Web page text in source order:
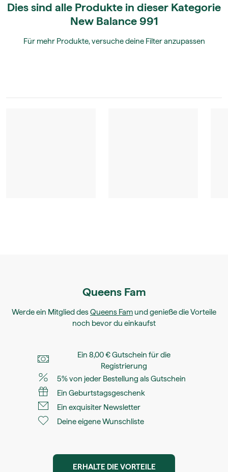
Dies sind alle Produkte in dieser Kategorie
New Balance 991
Für mehr Produkte, versuche deine Filter anzupassen
Queens Fam
Werde ein Mitglied desQueens Fam und genieße die Vorteile
noch bevor du einkaufst
Ein 8,00 € Gutschein für die
Registrierung
5% von jeder Bestellung als Gutschein
Ein Geburtstagsgeschenk
Ein exquisiter Newsletter
Deine eigene Wunschliste
ERHALTE DIE VORTEILE